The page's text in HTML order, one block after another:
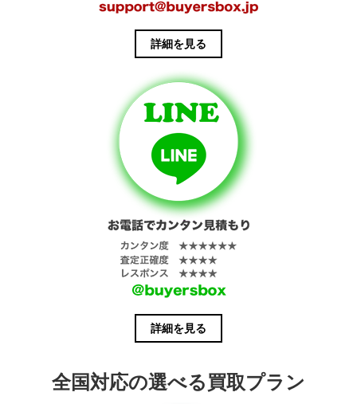
詳細を見る
詳細を見る
全国対応の選べる買取プラン